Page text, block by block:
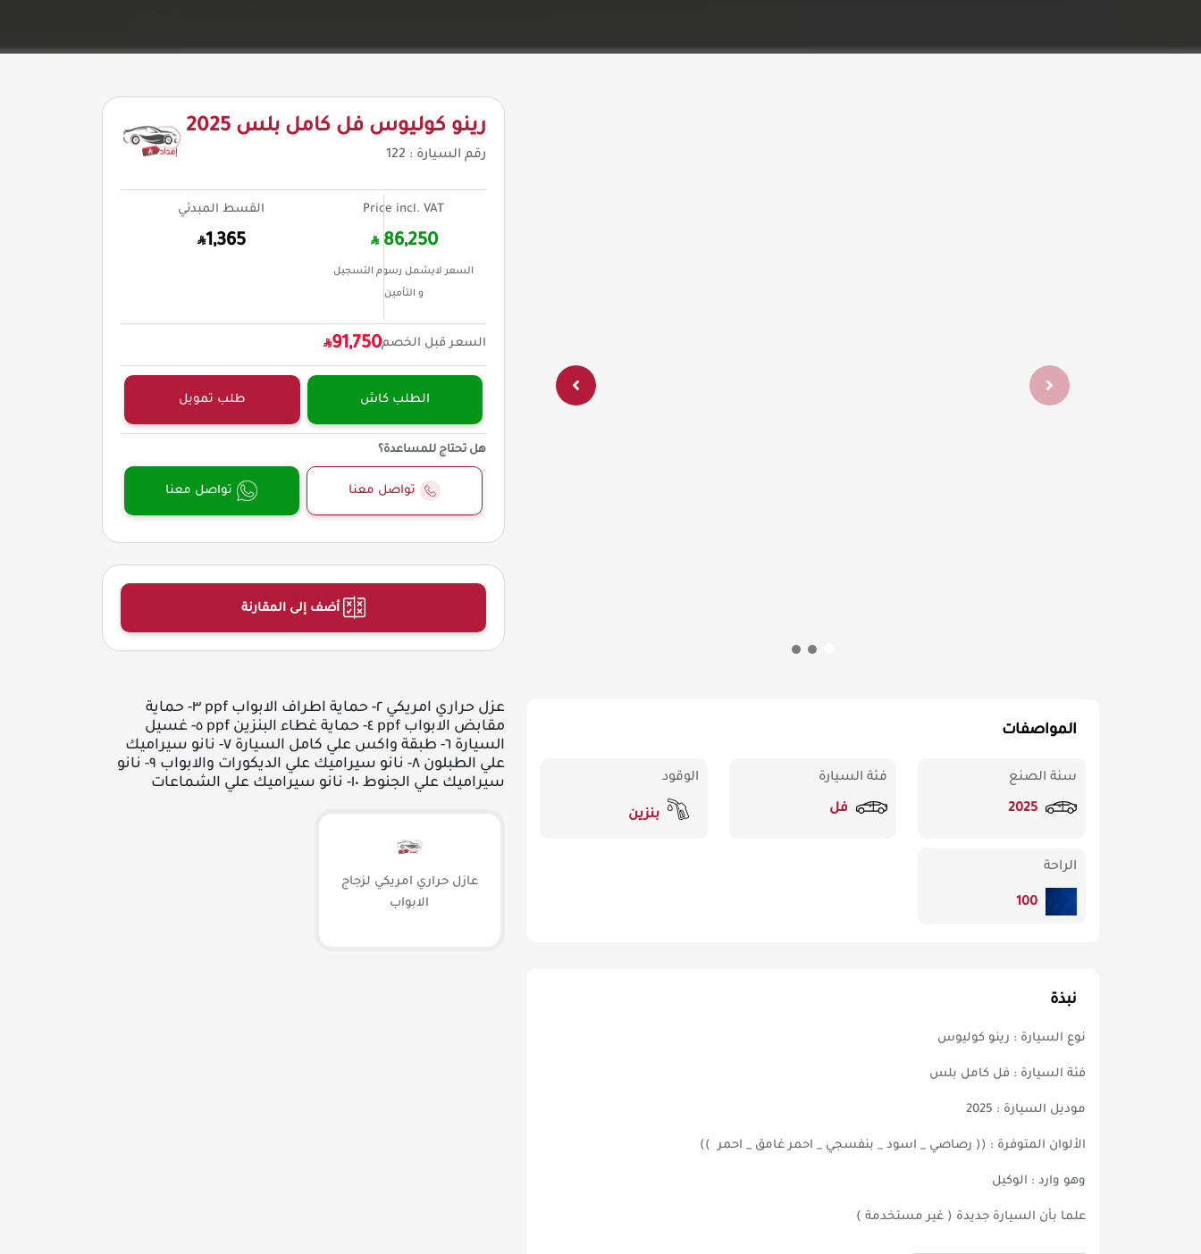
رينو كوليوس فل كامل بلس 2025
رقم السيارة : 122
Price incl. VAT
86,250
السعر لايشمل رسوم التسجيل
و التأمين
القسط المبدئي
1,365
السعر قبل الخصم91,750
الطلب كاش طلب تمويل
هل تحتاج للمساعدة؟
تواصل معنا تواصل معنا
أضف إلى المقارنة
المواصفات
سنة الصنع
2025
فئة السيارة
فل
الوقود
بنزين
الراحة
100
نبذة
نوع السيارة : رينو كوليوس
فئة السيارة : فل كامل بلس
موديل السيارة : 2025
الألوان المتوفرة : (( رصاصي _ اسود _ بنفسجي _ احمر غامق _ احمر ))
وهو وارد : الوكيل
علما بأن السيارة جديدة ( غير مستخدمة )
عزل حراري امريكي ٢- حماية اطراف الابواب ppf ٣- حماية
مقابض الابواب ppf ٤- حماية غطاء البنزين ppf ٥- غسيل
السيارة ٦- طبقة واكس علي كامل السيارة ٧- نانو سيراميك
علي الطبلون ٨- نانو سيراميك علي الديكورات والابواب ٩- نانو
سيراميك علي الجنوط ١٠- نانو سيراميك علي الشماعات
عازل حراري امريكي لزجاج
الابواب